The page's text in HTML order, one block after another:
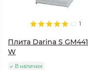
1
Плита Darina S
W
В наличии